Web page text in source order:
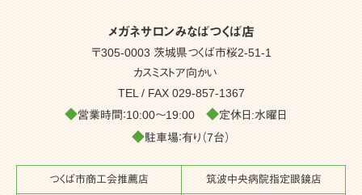
メガネサロンみなばつくば店
〒305-0003 茨城県つくば市桜2-51-1
カスミストア向かい
TEL / FAX 029-857-1367
◆営業時間：10:00～19:00 ◆定休日:水曜日
◆駐車場：有り（7台）
つくば市商工会推薦店 筑波中央病院指定眼鏡店